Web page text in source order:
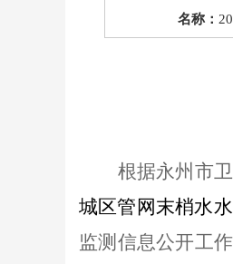
名称：
根据永州市
城区管网末梢水
监测信息公开工